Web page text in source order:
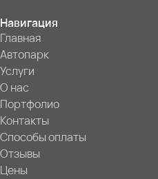
Навигация
Главная
Автопарк
Услуги
О нас
Портфолио
Контакты
Способы оплаты
Отзывы
Цены